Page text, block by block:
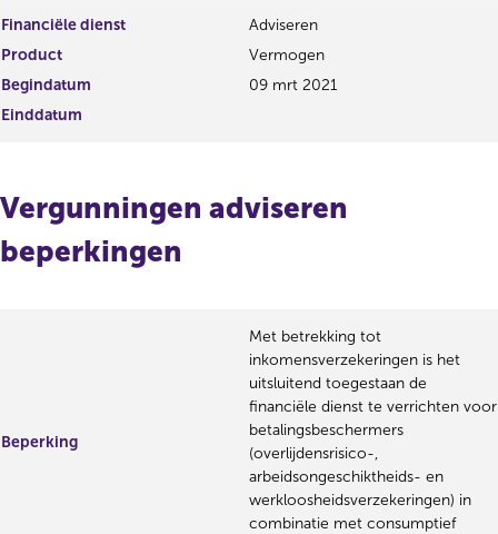
Financiële dienst
Adviseren
Product
Vermogen
Begindatum
09 mrt 2021
Einddatum
Vergunningen adviseren
beperkingen
Beperking
Met betrekking tot
inkomensverzekeringen is het
uitsluitend toegestaan de
financiële dienst te verrichten voor
betalingsbeschermers
(overlijdensrisico-,
arbeidsongeschiktheids- en
werkloosheidsverzekeringen) in
combinatie met consumptief